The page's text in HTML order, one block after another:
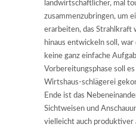
landwirtschaftlicher, mal
zusammenzubringen, um
erarbeiten, das Strahlkraft
hinaus entwickeln soll,
keine ganz einfache
Vorbereitungsphase soll
Wirtshaus-schlägerei
Ende ist das
Sichtweisen und
vielleicht auch produktiver